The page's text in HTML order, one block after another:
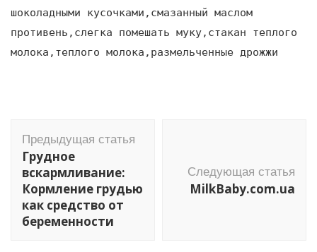
шоколадными кусочками,смазанный маслом
противень,слегка помешать муку,стакан теплого
молока,теплого молока,размельченные дрожжи
по
записям
Предыдущая статья
Грудное
вскармливание:
Кормление грудью
как средство от
беременности
Следующая статья
MilkBaby.com.ua